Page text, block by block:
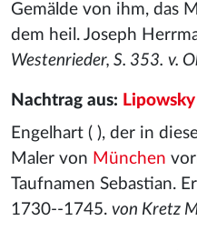
Gemälde von ihm, das
dem heil. Joseph
Westenrieder, S. 353. v.
Nachtrag aus:
Engelhart ( ), der in
Maler von München
Taufnamen Sebastian.
1730--1745. von Kretz